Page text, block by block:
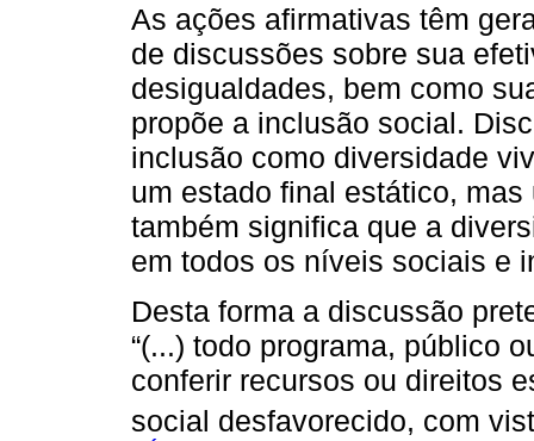
As ações afirmativas têm
de discussões sobre sua
desigualdades, bem como
propõe a inclusão social.
inclusão como diversidade
um estado final estático,
também significa que a
em todos os níveis sociais e
Desta forma a discussão
“(...) todo programa, público
conferir recursos ou direitos
social desfavorecido, com